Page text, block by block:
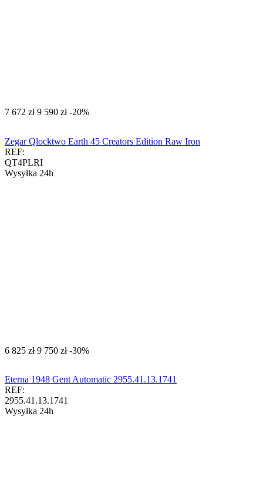
‍7 672‍ zł ‍9 590‍ zł -20%
Zegar Qlocktwo Earth 45 Creators Edition Raw Iron
REF:
QT4PLRI
Wysyłka 24h
‍6 825‍ zł ‍9 750‍ zł -30%
Eterna 1948 Gent Automatic 2955.41.13.1741
REF:
2955.41.13.1741
Wysyłka 24h